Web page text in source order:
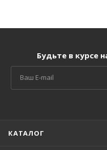
Будьте в курсе
КАТАЛОГ